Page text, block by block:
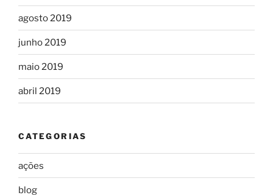
agosto 2019
junho 2019
maio 2019
abril 2019
CATEGORIAS
ações
blog